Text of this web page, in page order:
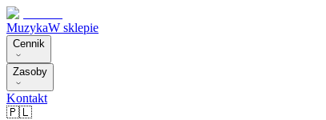
MuzykaW sklepie
Cennik
Zasoby
Kontakt
🇵🇱